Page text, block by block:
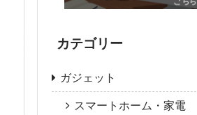
カテゴリー
ガジェット
スマートホーム・家電